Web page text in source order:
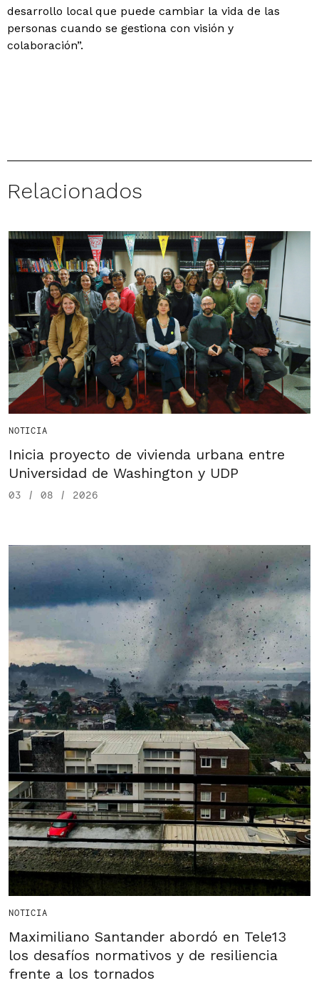
desarrollo local que puede cambiar la vida de las
personas cuando se gestiona con visión y
colaboración”.
Relacionados
NOTICIA
Inicia proyecto de vivienda urbana entre
Universidad de Washington y UDP
03 / 08 / 2026
NOTICIA
Maximiliano Santander abordó en Tele13
los desafíos normativos y de resiliencia
frente a los tornados